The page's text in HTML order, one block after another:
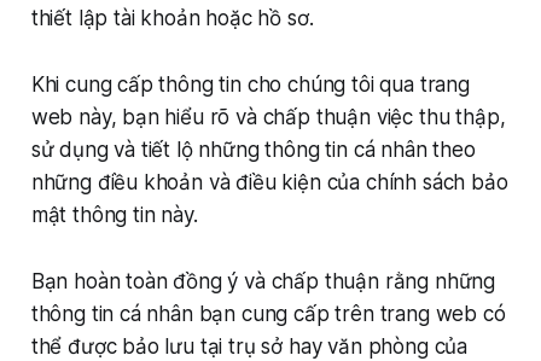
thiết lập tài khoản hoặc hồ sơ.
Khi cung cấp thông tin cho chúng tôi qua trang
web này, bạn hiểu rõ và chấp thuận việc thu thập,
sử dụng và tiết lộ những thông tin cá nhân theo
những điều khoản và điều kiện của chính sách bảo
mật thông tin này.
Bạn hoàn toàn đồng ý và chấp thuận rằng những
thông tin cá nhân bạn cung cấp trên trang web có
thể được bảo lưu tại trụ sở hay văn phòng của